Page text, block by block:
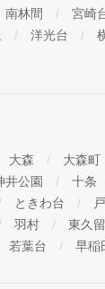
南林間 宮崎
洋光台
大森 大森町
井公園 十条
ときわ台
羽村 東久
若葉台 早稲